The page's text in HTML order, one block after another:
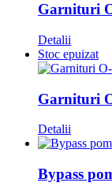
Garnituri
Detalii
Stoc epuizat
Garnituri
Detalii
Bypass